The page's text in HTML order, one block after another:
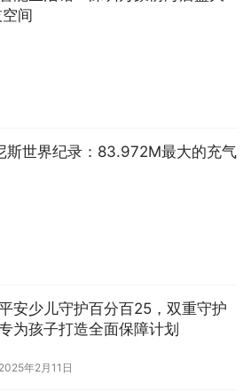
间
斯世界纪录：83.972M最大的充气
安少儿守护百分百25，双重守护
为孩子打造全面保障计划
2025年2月11日